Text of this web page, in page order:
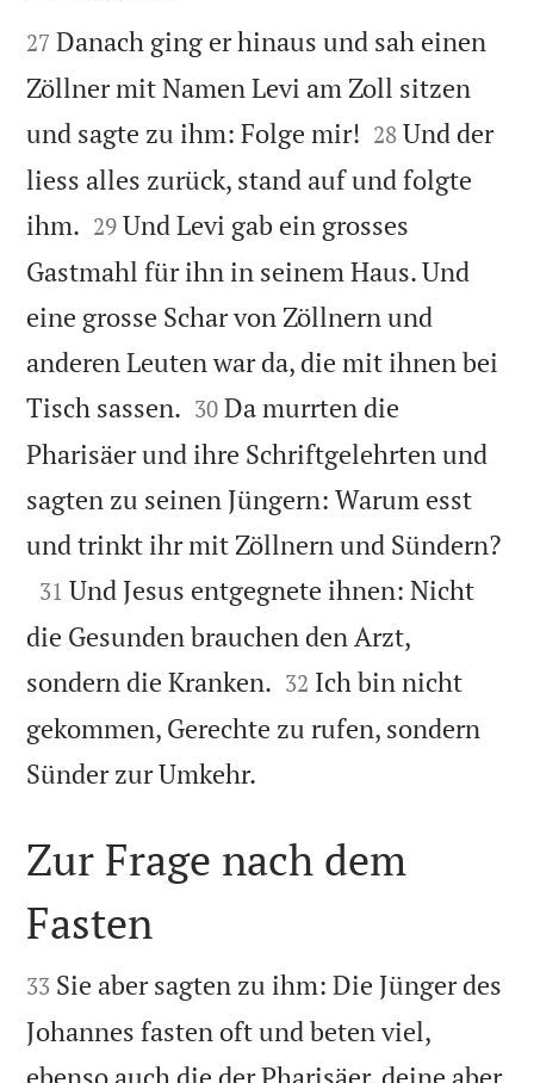


27 Danach ging er hinaus und sah einen
Zöllner mit Namen Levi am Zoll sitzen
und sagte zu ihm: Folge mir! 

28 Und der
liess alles zurück, stand auf und folgte
ihm. 

29 Und Levi gab ein grosses
Gastmahl für ihn in seinem Haus. Und
eine grosse Schar von Zöllnern und
anderen Leuten war da, die mit ihnen bei
Tisch sassen. 

30 Da murrten die
Pharisäer und ihre Schriftgelehrten und
sagten zu seinen Jüngern: Warum esst
und trinkt ihr mit Zöllnern und Sündern?

31 Und Jesus entgegnete ihnen: Nicht
die Gesunden brauchen den Arzt,
sondern die Kranken. 

32 Ich bin nicht
gekommen, Gerechte zu rufen, sondern
Sünder zur Umkehr.

Zur Frage nach dem
Fasten

33 Sie aber sagten zu ihm: Die Jünger des
Johannes fasten oft und beten viel,
ebenso auch die der Pharisäer, deine aber